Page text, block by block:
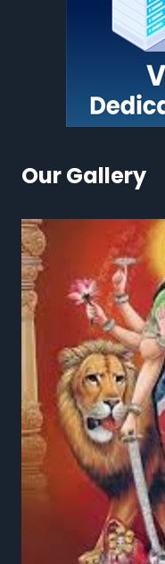
Our Gallery